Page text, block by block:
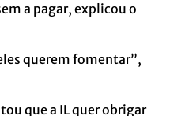
a pagar, explicou o
querem fomentar”,
que a IL quer obrigar